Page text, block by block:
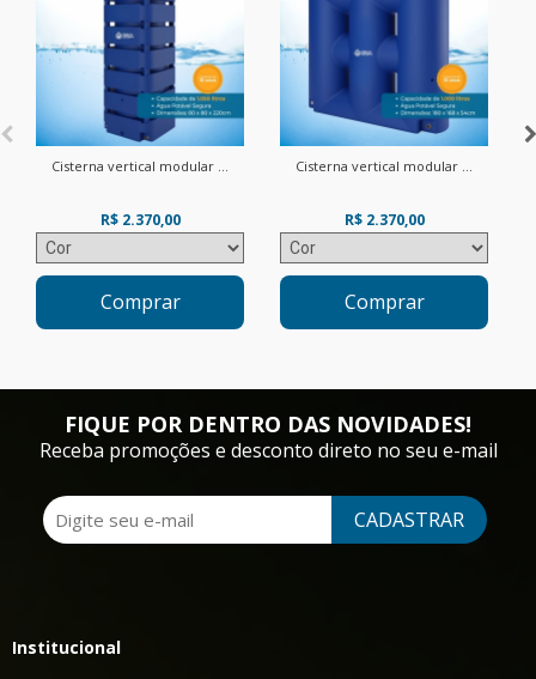
Cisterna vertical modular ...
R$ 2.370,00
Comprar
Cisterna vertical modular ...
R$ 2.370,00
Comprar
FIQUE POR DENTRO DAS NOVIDADES!
Receba promoções e desconto direto no seu e-mail
CADASTRAR
Institucional